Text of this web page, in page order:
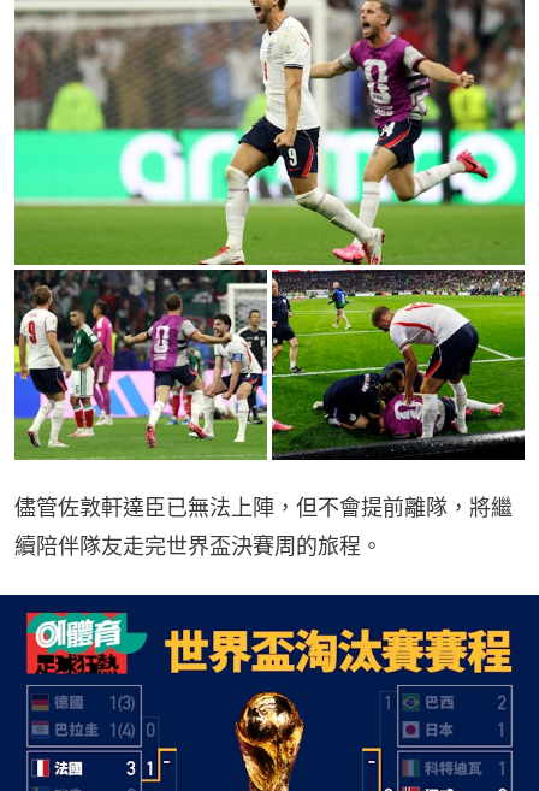
儘管佐敦軒達臣已無法上陣，但不會提前離隊，將繼
續陪伴隊友走完世界盃決賽周的旅程。